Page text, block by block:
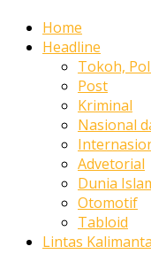
Home
Headline
Tokoh,
Post
Kriminal
Nasional
Advetorial
Dunia
Otomotif
Tabloid
Lintas